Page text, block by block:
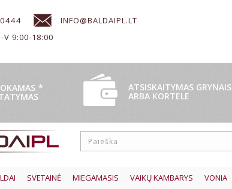
INFO@BALDAIPL.LT
V 9:00-18:00
* ATSISKAITYMAS GRYNAIS
ARBA KORTELE
SVETAINĖ MIEGAMASIS VAIKŲ KAMBARYS VONIA